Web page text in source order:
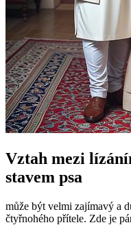
Vztah mezi
stavem psa
může být velmi zajímavý a
čtyřnohého přítele. Zde je